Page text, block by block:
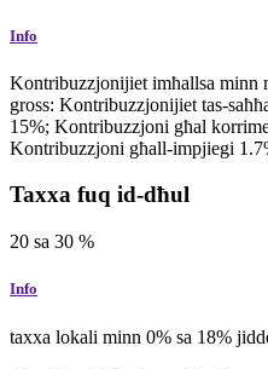
Info
Kontribuzzjonijiet imħallsa minn
gross: Kontribuzzjonijiet tas-
15%; Kontribuzzjoni għal
Kontribuzzjoni għall-impjiegi
Taxxa fuq id-dħul
20 sa 30 %
Info
taxxa lokali minn 0% sa 18%